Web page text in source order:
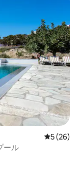
レビュー
5 (26)
ール